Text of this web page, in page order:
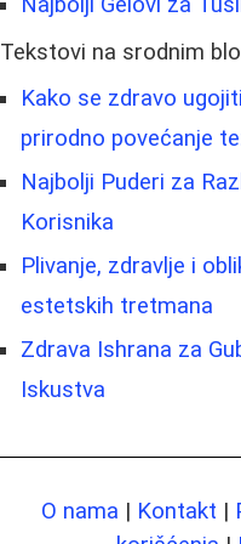
Tekstovi na srodnim
Kako se zdravo
prirodno povećanje
Najbolji Puderi za
Korisnika
Plivanje, zdravlje i
estetskih tretmana
Zdrava Ishrana za
Iskustva
O nama | Kontakt |